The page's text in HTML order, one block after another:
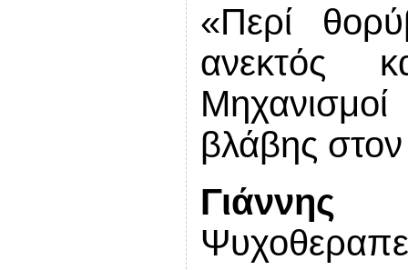
«Περί
ανεκτός
βλάβης
Γιάννης